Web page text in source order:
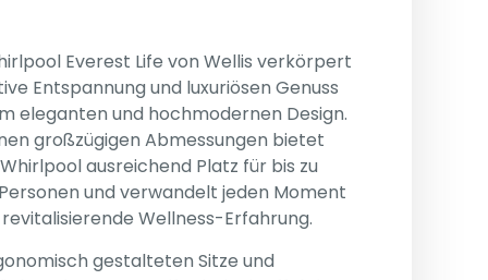
Everest Life von Wellis verkörpert
Entspannung und luxuriösen Genuss
eleganten und hochmodernen Design.
großzügigen Abmessungen bietet
ausreichend Platz für bis zu
und verwandelt jeden Moment
Wellness-Erfahrung.
gestalteten Sitze und